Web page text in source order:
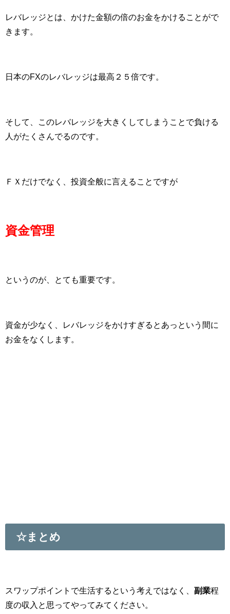
レバレッジとは、かけた金額の倍のお金をかけることがで
きます。
日本のFXのレバレッジは最高２５倍です。
そして、このレバレッジを大きくしてしまうことで負ける
人がたくさんでるのです。
ＦＸだけでなく、投資全般に言えることですが
資金管理
というのが、とても重要です。
資金が少なく、レバレッジをかけすぎるとあっという間に
お金をなくします。
☆まとめ
スワップポイントで生活するという考えではなく、 副業程
度の収入と思ってやってみてください。